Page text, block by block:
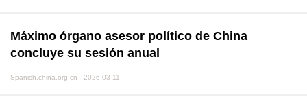
Máximo órgano asesor político de China
concluye su sesión anual
Spanish.china.org.cn 2026-03-11